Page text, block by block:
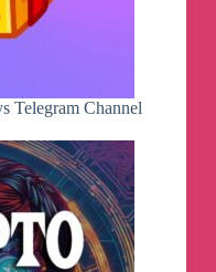
Telegram Channel